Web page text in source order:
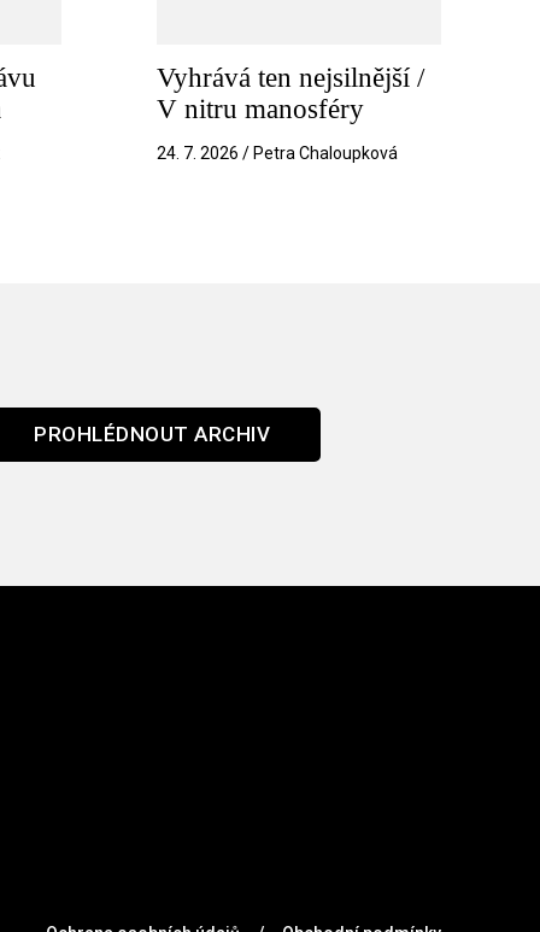
Vyhrává ten nejsilnější /
V nitru manosféry
24. 7. 2026 / Petra Chaloupková
PROHLÉDNOUT ARCHIV